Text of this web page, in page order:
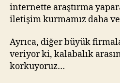
internette araştırma
iletişim kurmamız daha
Ayrıca, diğer büyük
veriyor ki, kalabalık
korkuyoruz…